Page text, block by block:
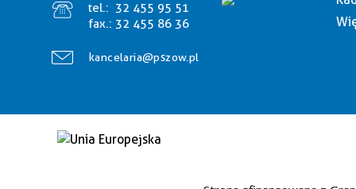
tel.: 32 455 95 51
fax.: 32 455 86 36
kancelaria@pszow.pl